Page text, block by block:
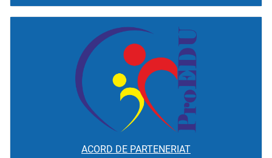
ACORD DE PARTENERIAT